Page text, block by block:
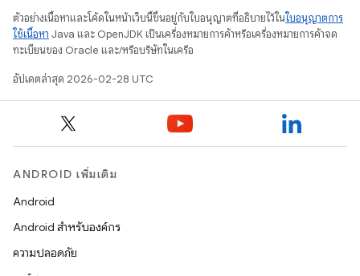
ตัวอย่างเนื้อหาและโค้ดในหน้าเว็บนี้ขึ้นอยู่กับใบอนุญาตที่อธิบายไว้ในใบอนุญาตการ
ใช้เนื้อหา Java และ OpenJDK เป็นเครื่องหมายการค้าหรือเครื่องหมายการค้าจด
ทะเบียนของ Oracle และ/หรือบริษัทในเครือ
อัปเดตล่าสุด 2026-02-28 UTC
ANDROID เพิ่มเติม
Android
Android สำหรับองค์กร
ความปลอดภัย